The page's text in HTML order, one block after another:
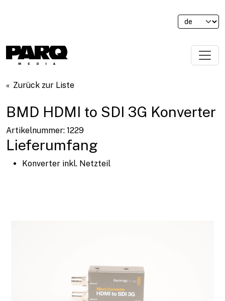
Zurück zur Liste
BMD HDMI to SDI 3G Konverter
Artikelnummer: 1229
Lieferumfang
Konverter inkl. Netzteil